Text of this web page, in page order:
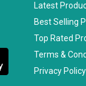
Latest
Best Selling
Top Rated
Terms &
Privacy Policy